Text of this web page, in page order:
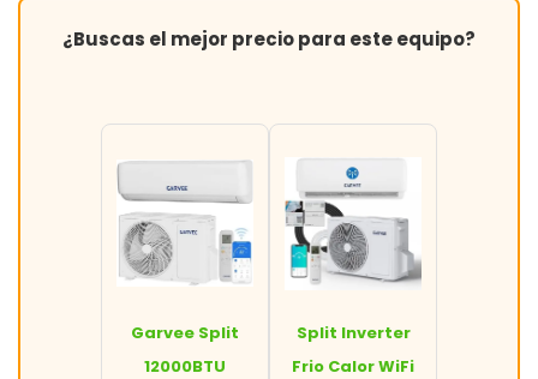
¿Buscas el mejor precio para este equipo?
Garvee Split
12000BTU
Split Inverter
Frio Calor WiFi